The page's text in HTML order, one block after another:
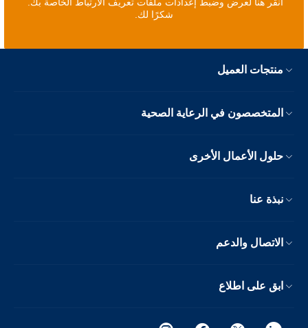
شكرًا لك.
منتجات العميل
المتخصصون في الرعاية الصحية
حلول الأعمال الأخرى
نبذة عنا
الاتصال والدعم
ابق على اطلاع